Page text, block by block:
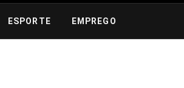
ESPORTE EMPREGO